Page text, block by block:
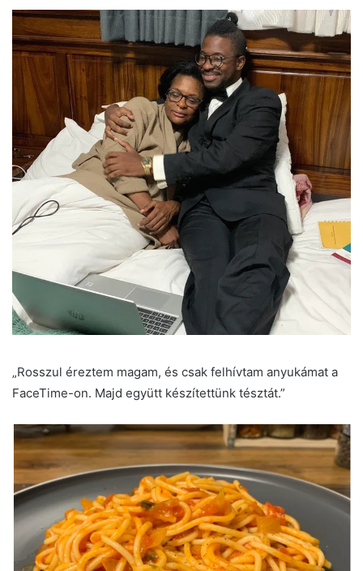
„Rosszul éreztem magam, és csak felhívtam anyukámat a
FaceTime-on. Majd együtt készítettünk tésztát.”